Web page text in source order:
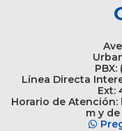
PBX:
Línea Directa
Ext:
Horario de Atención:
m y